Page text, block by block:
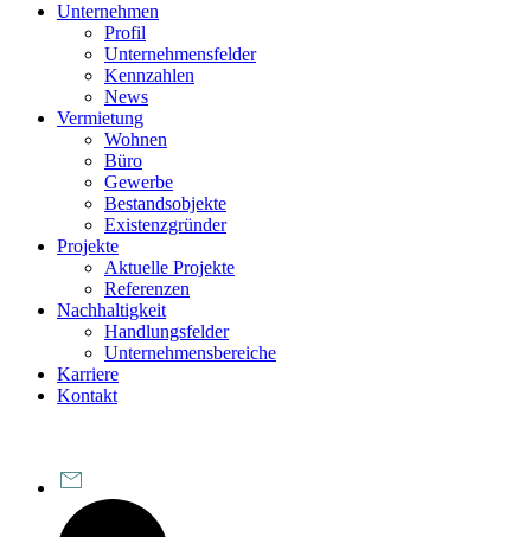
Unternehmen
Profil
Unternehmensfelder
Kennzahlen
News
Vermietung
Wohnen
Büro
Gewerbe
Bestandsobjekte
Existenzgründer
Projekte
Aktuelle Projekte
Referenzen
Nachhaltigkeit
Handlungsfelder
Unternehmensbereiche
Karriere
Kontakt